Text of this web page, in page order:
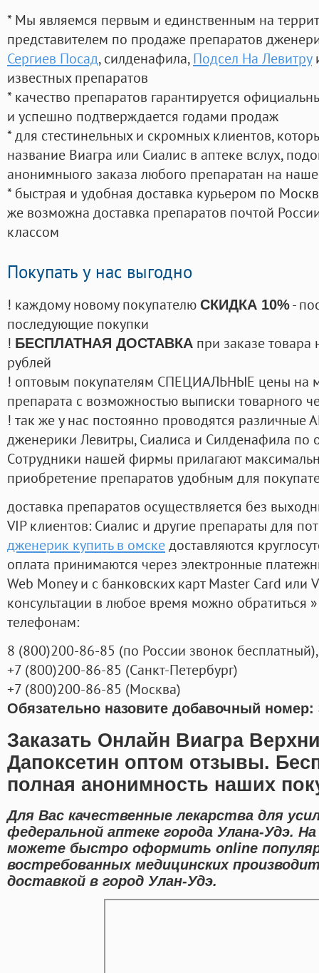
* Мы являемся первым и единственным на
представителем по продаже препаратов
Сергиев Посад, силденафила, Подсел На Левитру
известных препаратов
* качество препаратов гарантируется
и успешно подтверждается годами продаж
* для стестинельных и скромных клиентов,
название Виагра или Сиалис в аптеке вслух,
анонимныого заказа любого препаратан на
* быстрая и удобная доставка курьером по
же возможна доставка препаратов почтой
классом
Покупать у нас выгодно
! каждому новому покупателю СКИДКА 10%-
последующие покупки
! БЕСПЛАТНАЯ ДОСТАВКА при заказе
рублей
! оптовым покупателям СПЕЦИАЛЬНЫЕ цены на
препарата с возможностью выписки товарного
! так же у нас постоянно проводятся
дженерики Левитры, Сиалиса и Силденафила по
Cотрудники нашей фирмы прилагают
приобретение препаратов удобным для
доставка препаратов осуществляется без
VIP клиентов: Сиалис и другие препараты для
дженерик купить в омскедоставляются
оплата принимаются через электронные
Web Money и с банковских карт Master Card или
консультации в любое время можно обратиться
телефонам:
8 (800)200-86-85 (по России звонок бесплатный),
+7 (800)200-86-85 (Санкт-Петербург)
+7 (800)200-86-85 (Москва)
Обязательно назовите добавочный номер:
Заказать Онлайн Виагра
Дапоксетин оптом отзывы.
полная анонимность наших
Для Вас качественные лекарства для
федеральной аптеке города Улана-Удэ.
можете быстро оформить online
востребованных медицинских
доставкой в город Улан-Удэ.